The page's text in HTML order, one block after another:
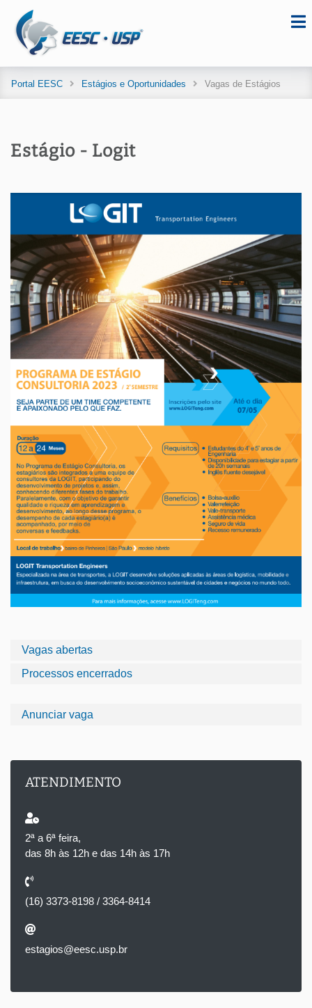
Portal EESC Estágios e Oportunidades Vagas de Estágios
Vagas abertas
Processos encerrados
Anunciar vaga
ATENDIMENTO
2ª a 6ª feira,
das 8h às 12h e das 14h às 17h
(16) 3373-8198 / 3364-8414
estagios@eesc.usp.br
Estágio - Logit